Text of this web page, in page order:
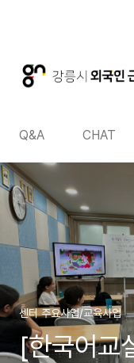
Q&A CHAT
센터 주요사업/교육사업
[한국어교